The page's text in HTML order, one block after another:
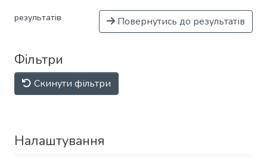
результатів Повернутись до результатів
Фільтри
Скинути фільтри
Налаштування